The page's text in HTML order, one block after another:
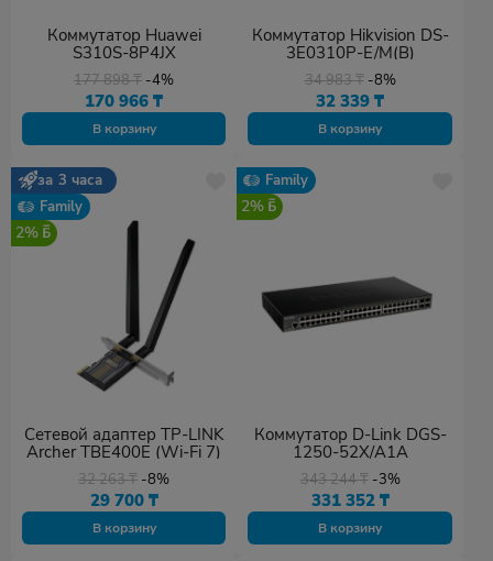
Коммутатор Huawei
S310S-8P4JX
177 898₸ -4%
170 966₸
В корзину
Коммутатор Hikvision DS-
3E0310P-E/M(B)
34 983₸ -8%
32 339₸
В корзину
за 3 часа
Family
2%
Сетевой адаптер TP-LINK
Archer TBE400E (Wi-Fi 7)
32 263₸ -8%
29 700 ₸
В корзину
Family
2%
Коммутатор D-Link DGS-
1250-52X/A1A
343 244₸ -3%
331 352 ₸
В корзину